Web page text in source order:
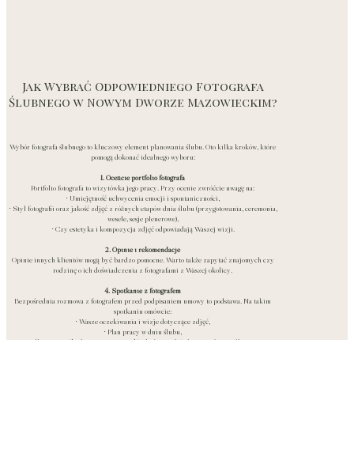
Jak Wybrać Odpowiedniego Fotografa
Ślubnego w Nowym Dworze Mazowieckim?
Wybór fotografa ślubnego to kluczowy element planowania ślubu. Oto kilka kroków, które
pomogą dokonać idealnego wyboru:
1. Oceńcie portfolio fotografa
Portfolio fotografa to wizytówka jego pracy. Przy ocenie zwróćcie uwagę na:
• Umiejętność uchwycenia emocji i spontaniczności,
• Styl fotografii oraz jakość zdjęć z różnych etapów dnia ślubu (przygotowania, ceremonia,
wesele, sesje plenerowe),
• Czy estetyka i kompozycja zdjęć odpowiadają Waszej wizji.
2. Opinie i rekomendacje
Opinie innych klientów mogą być bardzo pomocne. Warto także zapytać znajomych czy
rodzinę o ich doświadczenia z fotografami z Waszej okolicy.
4. Spotkanie z fotografem
Bezpośrednia rozmowa z fotografem przed podpisaniem umowy to podstawa. Na takim
spotkaniu omówcie:
• Wasze oczekiwania i wizje dotyczące zdjęć,
• Plan pracy w dniu ślubu,
• Wszelkie szczegóły dotyczące materiałów końcowych (zdjęcia cyfrowe, albumy, czas